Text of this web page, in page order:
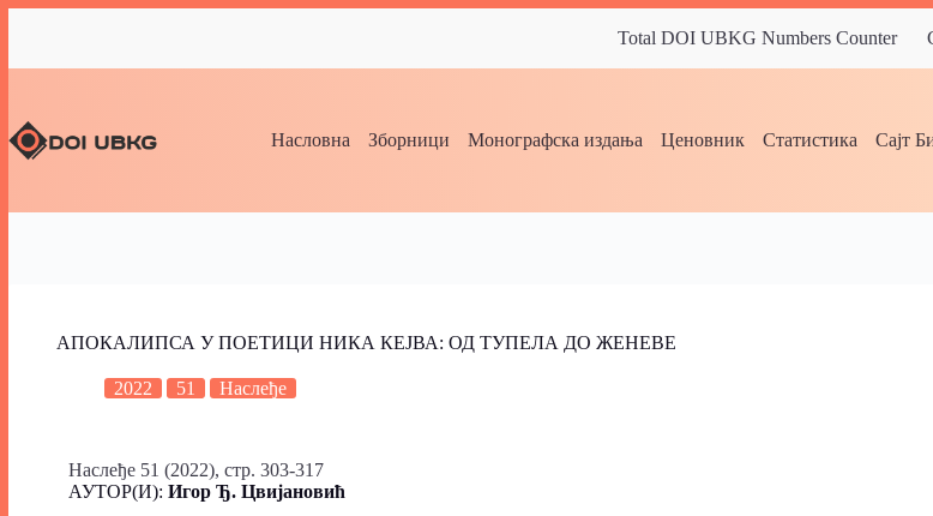
Total DOI UBKG Numbers Counter
Насловна Зборници Монографска издања Ценовник Статистика Сајт
АПОКАЛИПСА У ПОЕТИЦИ НИКА КЕЈВА: ОД ТУПЕЛА ДО ЖЕНЕВЕ
2022 51 Наслеђе
Наслеђе 51 (2022), стр. 303-317
АУТОР(И): Игор Ђ. Цвијановић